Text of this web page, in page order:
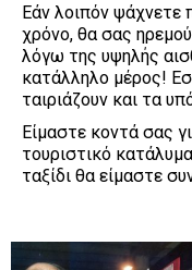
Εάν λοιπόν ψάχνετε
χρόνο, θα σας
λόγω της υψηλής
κατάλληλο μέρος!
ταιριάζουν και τα
Είμαστε κοντά σας
τουριστικό
ταξίδι θα είμαστε